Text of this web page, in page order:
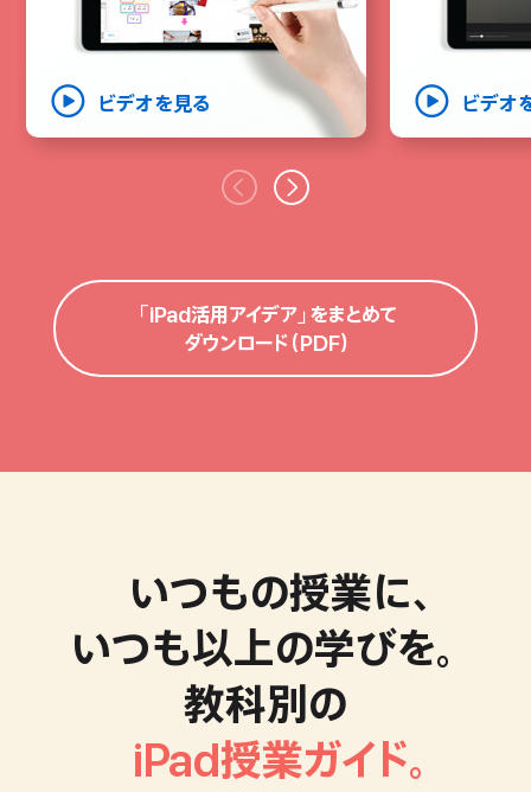
ビデオを見る ビデオ
ビデオを見る
計画的
「iPad活用アイデア」をまとめて
ダウンロード（PDF）
いつもの授業に、
いつも以上の学びを。
教科別の
iPad授業ガイド。